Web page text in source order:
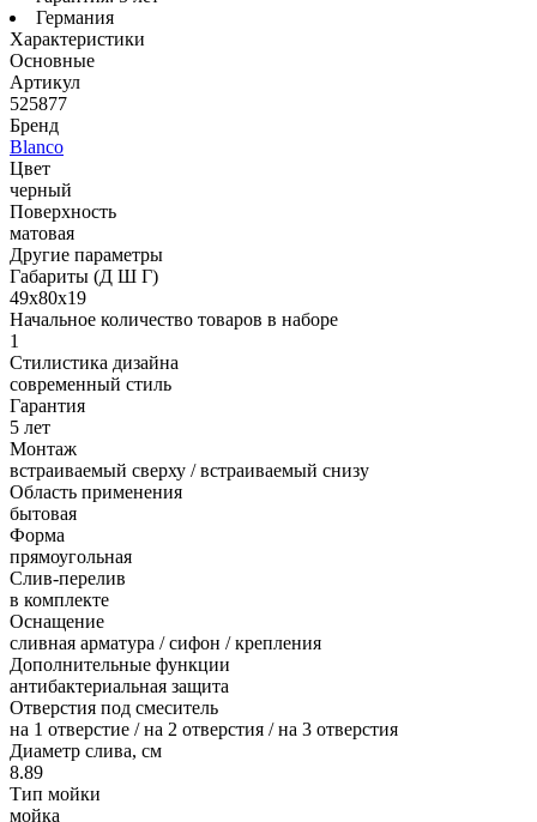
Германия
Характеристики
Основные
Артикул
525877
Бренд
Blanco
Цвет
черный
Поверхность
матовая
Другие параметры
Габариты (Д Ш Г)
49х80х19
Начальное количество товаров в наборе
1
Стилистика дизайна
современный стиль
Гарантия
5 лет
Монтаж
встраиваемый сверху / встраиваемый снизу
Область применения
бытовая
Форма
прямоугольная
Слив-перелив
в комплекте
Оснащение
сливная арматура / сифон / крепления
Дополнительные функции
антибактериальная защита
Отверстия под смеситель
на 1 отверстие / на 2 отверстия / на 3 отверстия
Диаметр слива, см
8.89
Тип мойки
мойка